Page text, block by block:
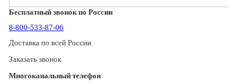
Бесплатный звонок по России
8-800-533-87-06
Доставка по всей России
Заказать звонок
Многоканальный телефон